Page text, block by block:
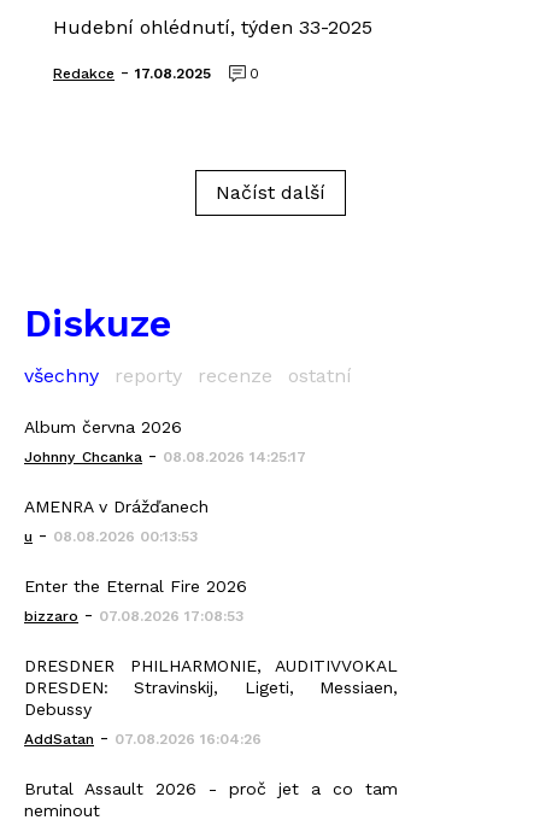
Hudební ohlédnutí, týden 33-2025
Redakce - 17.08.2025 0
Načíst další
Diskuze
všechny reporty recenze ostatní
Album června 2026
Johnny_Chcanka - 08.08.2026 14:25:17
AMENRA v Drážďanech
u - 08.08.2026 00:13:53
Enter the Eternal Fire 2026
bizzaro - 07.08.2026 17:08:53
DRESDNER PHILHARMONIE, AUDITIVVOKAL
DRESDEN: Stravinskij, Ligeti, Messiaen,
Debussy
AddSatan - 07.08.2026 16:04:26
Brutal Assault 2026 - proč jet a co tam
neminout